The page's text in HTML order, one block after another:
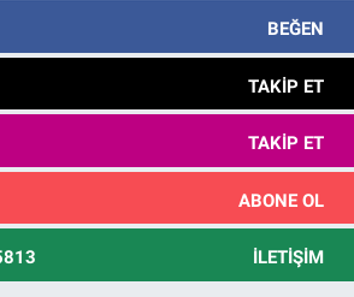
BEĞEN
TAKIP ET
TAKIP ET
ABONE OL
İLETIŞIM